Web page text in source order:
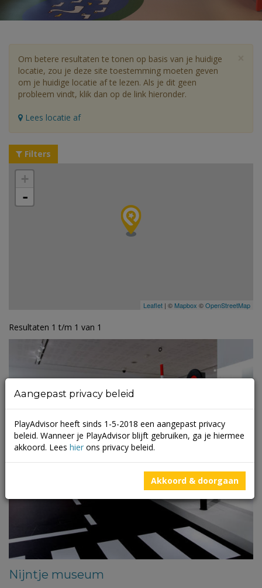
Om betere resultaten te tonen op basis van je huidige
locatie, zou je deze site toestemming moeten geven
om je huidige locatie af te lezen. Als je dit geen
probleem vindt, klik dan op de link hieronder.
Lees locatie af
Filters
+
-
Leaflet | © Mapbox ©OpenStreetMap
Resultaten 1 t/m 1 van 1
Nijntje museum
Aangepast privacy beleid
PlayAdvisor heeft sinds 1-5-2018 een aangepast privacy
beleid. Wanneer je PlayAdvisor blijft gebruiken, ga je hiermee
akkoord. Lees hier ons privacy beleid.
Akkoord & doorgaan